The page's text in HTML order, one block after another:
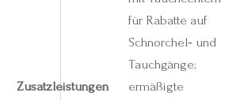
Zusatzleistungen
für Rabatte auf
Schnorchel‑ und
Tauchgänge;
ermäßigte